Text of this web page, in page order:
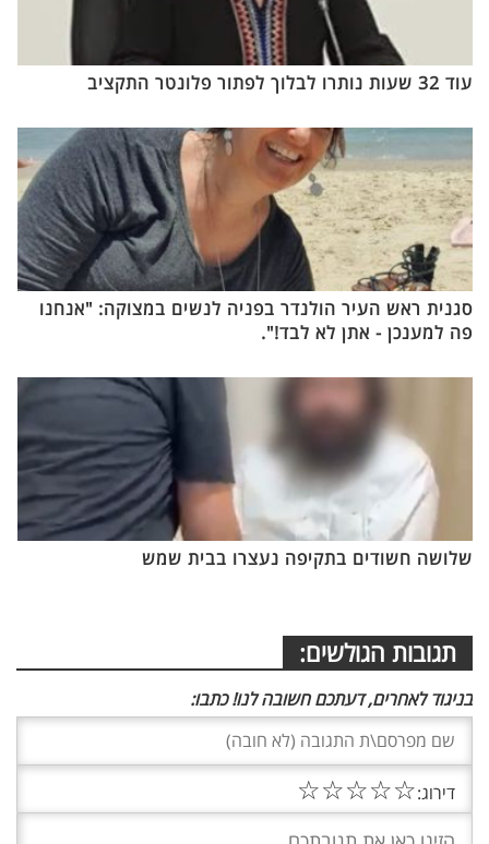
עוד 32 שעות נותרו לבלוך לפתור פלונטר התקציב
סגנית ראש העיר הולנדר בפניה לנשים במצוקה: "אנחנו
פה למענכן - אתן לא לבד!".
שלושה חשודים בתקיפה נעצרו בבית שמש
תגובות הגולשים:
בניגוד לאחרים, דעתכם חשובה לנו! כתבו:
דירוג:☆
☆
☆
☆
☆